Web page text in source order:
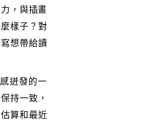
，與插畫
樣子？對
想帶給讀
迸發的一
持一致，
算和最近